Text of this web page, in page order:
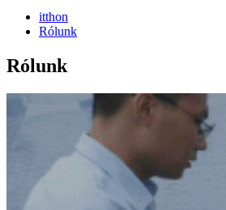
itthon
Rólunk
Rólunk